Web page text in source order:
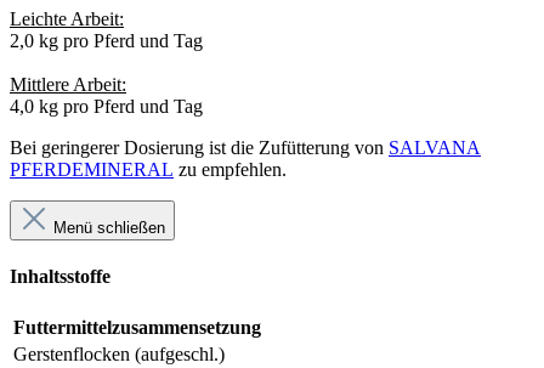
Leichte Arbeit:
2,0 kg pro Pferd und Tag
Mittlere Arbeit:
4,0 kg pro Pferd und Tag
Bei geringerer Dosierung ist die Zufütterung von SALVANA
PFERDEMINERAL zu empfehlen.
Menü schließen
Inhaltsstoffe
Futtermittelzusammensetzung
Gerstenflocken (aufgeschl.)